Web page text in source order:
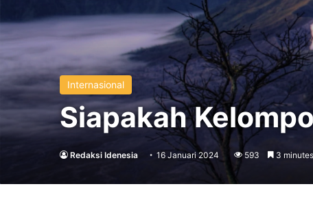
Internasional
Siapakah
Redaksi Idenesia 16 Januari 2024 593 3